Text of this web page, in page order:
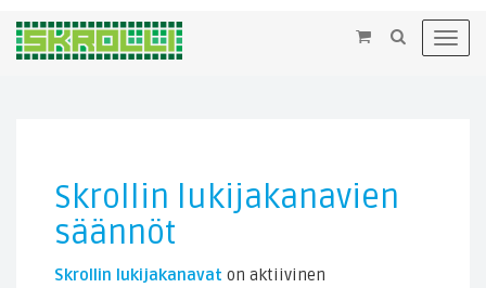
×
Skrollin lukijakanavien
säännöt
Skrollin lukijakanavat on aktiivinen